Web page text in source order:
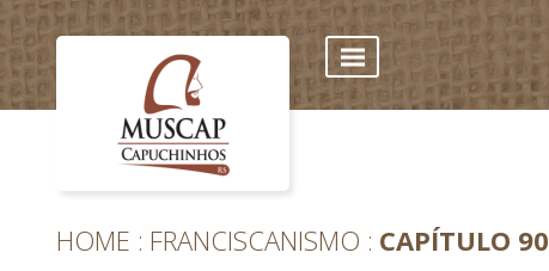
HOME FRANCISCANISMO CAPÍTULO 90